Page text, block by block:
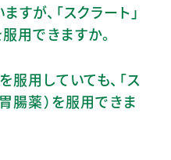
が、「スクラート」
用できますか。
用していても、「ス
腸薬）を服用できま